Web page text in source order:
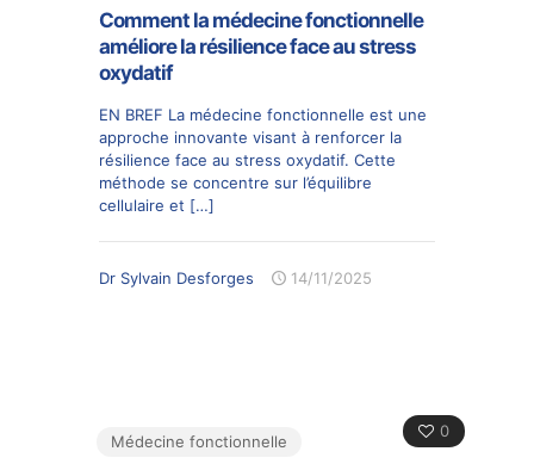
Comment la médecine fonctionnelle
améliore la résilience face au stress
oxydatif
EN BREF La médecine fonctionnelle est une
approche innovante visant à renforcer la
résilience face au stress oxydatif. Cette
méthode se concentre sur l’équilibre
cellulaire et […]
Dr Sylvain Desforges 14/11/2025
0
Médecine fonctionnelle